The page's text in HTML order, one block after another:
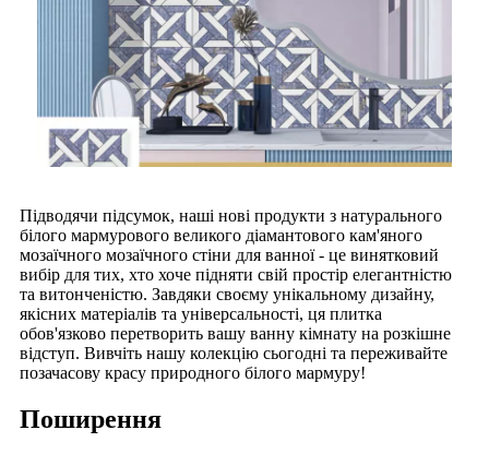
Підводячи підсумок, наші нові продукти з натурального
білого мармурового великого діамантового кам'яного
мозаїчного мозаїчного стіни для ванної - це винятковий
вибір для тих, хто хоче підняти свій простір елегантністю
та витонченістю. Завдяки своєму унікальному дизайну,
якісних матеріалів та універсальності, ця плитка
обов'язково перетворить вашу ванну кімнату на розкішне
відступ. Вивчіть нашу колекцію сьогодні та переживайте
позачасову красу природного білого мармуру!
Поширення